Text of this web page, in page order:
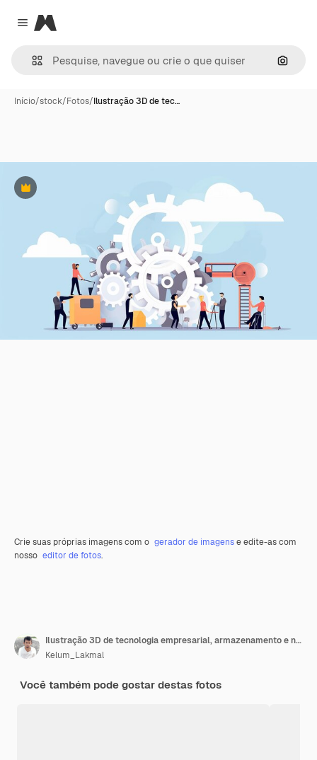
Close menu
Magnific
Início/stock/Fotos/Ilustração 3D de tec…
Premium
Crie suas próprias imagens com o gerador de imagense edite-as com
nosso editor de fotos.
Ilustração 3D de tecnologia empresarial, armazenamento e nuvem vetorial plana
Kelum_Lakmal
Você também pode gostar destas fotos